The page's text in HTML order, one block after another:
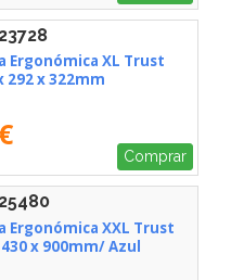
Ergonómica XL Trust
292 x 322mm
Comprar
XXL Trust
x 900mm/ Azul